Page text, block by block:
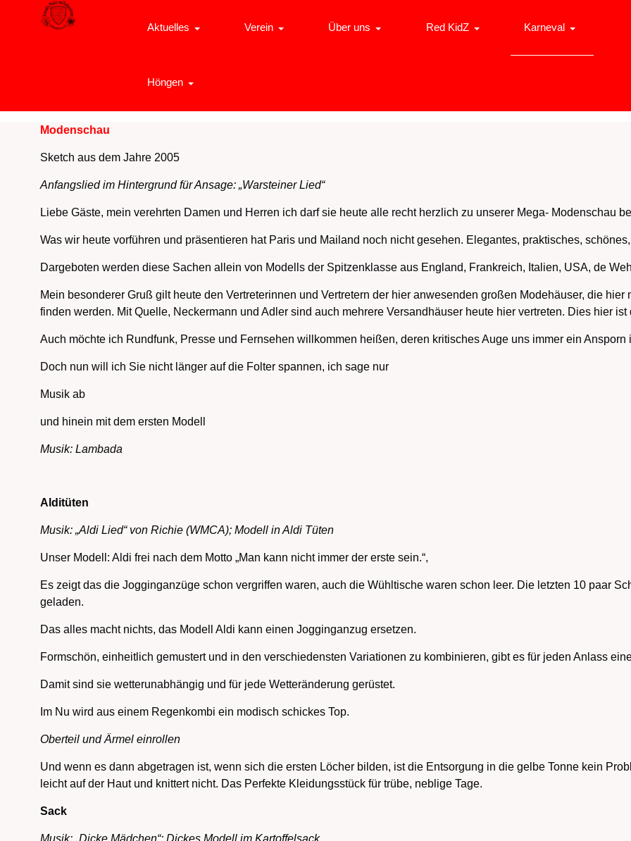
Aktuelles Verein Über uns Red KidZ Karneval
Höngen
Modenschau
Sketch aus dem Jahre 2005
Anfangslied im Hintergrund für Ansage: „Warsteiner Lied“
Liebe Gäste, mein verehrten Damen und Herren ich darf sie heute alle recht herzlich zu unserer Mega- Modenschau
Was wir heute vorführen und präsentieren hat Paris und Mailand noch nicht gesehen. Elegantes, praktisches,
Dargeboten werden diese Sachen allein von Modells der Spitzenklasse aus England, Frankreich, Italien, USA, de
Mein besonderer Gruß gilt heute den Vertreterinnen und Vertretern der hier anwesenden großen Modehäuser, die
finden werden. Mit Quelle, Neckermann und Adler sind auch mehrere Versandhäuser heute hier vertreten. Dies hier
Auch möchte ich Rundfunk, Presse und Fernsehen willkommen heißen, deren kritisches Auge uns immer ein Ansporn
Doch nun will ich Sie nicht länger auf die Folter spannen, ich sage nur
Musik ab
und hinein mit dem ersten Modell
Musik: Lambada
Alditüten
Musik: „Aldi Lied“ von Richie (WMCA); Modell in Aldi Tüten
Unser Modell: Aldi frei nach dem Motto „Man kann nicht immer der erste sein.“,
Es zeigt das die Jogginganzüge schon vergriffen waren, auch die Wühltische waren schon leer. Die letzten 10 paar
geladen.
Das alles macht nichts, das Modell Aldi kann einen Jogginganzug ersetzen.
Formschön, einheitlich gemustert und in den verschiedensten Variationen zu kombinieren, gibt es für jeden Anlass
Damit sind sie wetterunabhängig und für jede Wetteränderung gerüstet.
Im Nu wird aus einem Regenkombi ein modisch schickes Top.
Oberteil und Ärmel einrollen
Und wenn es dann abgetragen ist, wenn sich die ersten Löcher bilden, ist die Entsorgung in die gelbe Tonne kein
leicht auf der Haut und knittert nicht. Das Perfekte Kleidungsstück für trübe, neblige Tage.
Sack
Musik: „Dicke Mädchen“; Dickes Modell im Kartoffelsack